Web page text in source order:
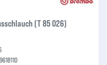
(T 85 026)